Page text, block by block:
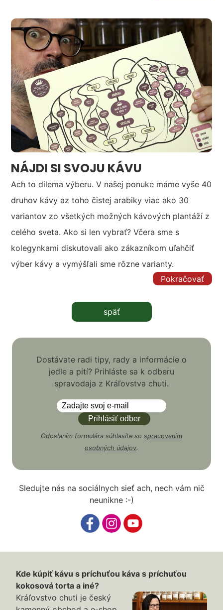
NÁJDI SI SVOJU KÁVU
Ach to dilema výberu. V našej ponuke máme vyše 40
druhov kávy az toho čistej arabiky viac ako 30
variantov zo všetkých možných kávových plantáží z
celého sveta. Ako si len vybrať? Včera sme s
kolegynkami diskutovali ako zákazníkom uľahčiť
výber kávy a vymýšľali sme rôzne varianty.
Pokračovať
späť
Dostávate radi tipy, rady a informácie o
jedle a pití? Prihláste sa k odberu
spravodaja z Kráľovstva chuti.
Odoslaním formulára súhlasíte so spracovaním
osobných údajov.
Sledujte nás na sociálnych sieť ach, nech vám nič
neunikne :-)
Kde kúpiť kávu s príchuťou káva s príchuťou
kokosová torta a iné?
Kráľovstvo chuti je český